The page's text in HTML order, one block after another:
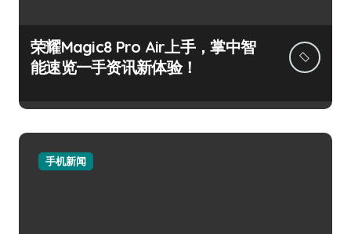
荣耀Magic8 Pro Air上手，掌中智
能速览一手资讯新体验！
手机新闻